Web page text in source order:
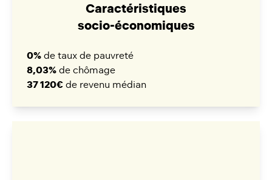
Caractéristiques
socio-économiques
0% de taux de pauvreté
8,03% de chômage
37 120€ de revenu médian